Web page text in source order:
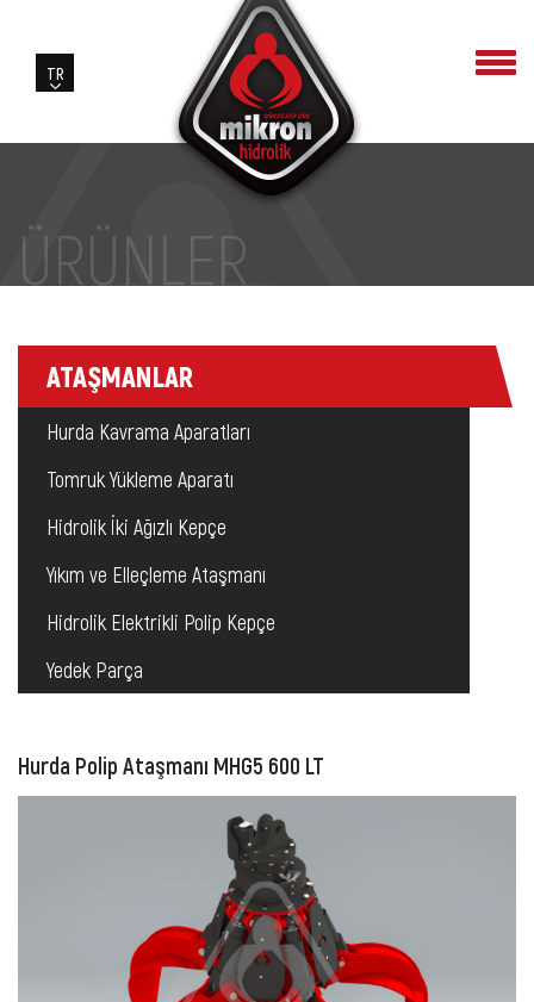
ÜRÜNLER
ATAŞMANLAR
Hurda Kavrama Aparatları
Tomruk Yükleme Aparatı
Hidrolik İki Ağızlı Kepçe
Yıkım ve Elleçleme Ataşmanı
Hidrolik Elektrikli Polip Kepçe
Yedek Parça
Hurda Polip Ataşmanı MHG5 600 LT